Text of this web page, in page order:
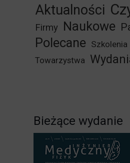
Aktualności
Firmy Naukowe
Polecane Szkolenia
Towarzystwa
Bieżące wydanie